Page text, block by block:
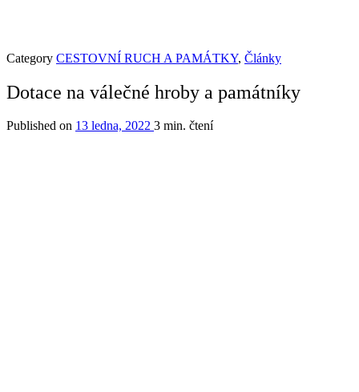
Category CESTOVNÍ RUCH A PAMÁTKY, Články
Dotace na válečné hroby a památníky
Published on 13 ledna, 2022 3 min. čtení